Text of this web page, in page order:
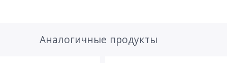
Аналогичные продукты